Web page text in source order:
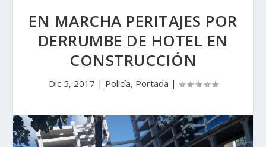
EN MARCHA PERITAJES POR
DERRUMBE DE HOTEL EN
CONSTRUCCIÓN
Dic 5, 2017 | Policía, Portada |